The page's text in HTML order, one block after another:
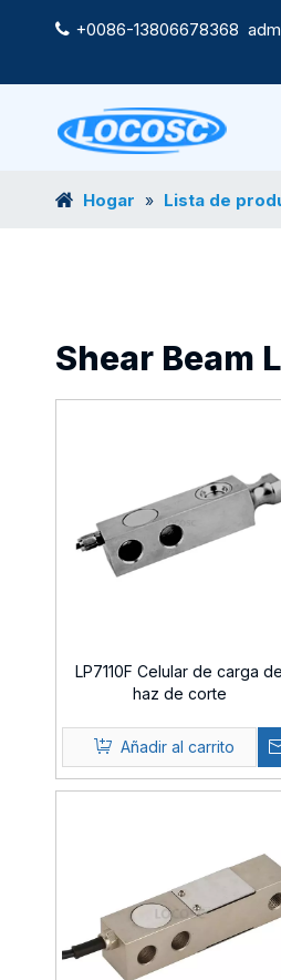
 +0086-13806678368
Hogar » Lista de
Shear Beam
LP7110F Celular de carga de
haz de corte
Añadir al carrito